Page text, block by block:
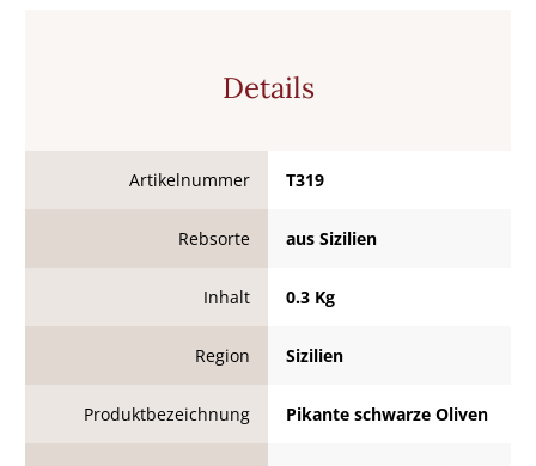
Details
Artikelnummer T319
Rebsorte aus Sizilien
Inhalt 0.3 Kg
Region Sizilien
Produktbezeichnung Pikante schwarze Oliven